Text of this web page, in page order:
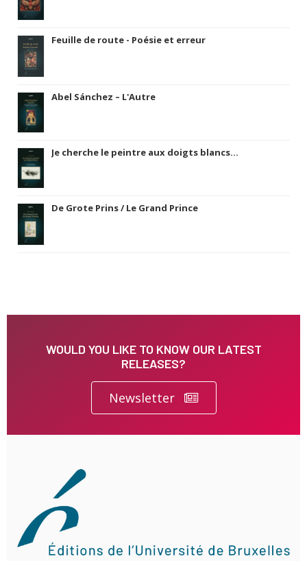
Feuille de route - Poésie et erreur
Abel Sánchez – L'Autre
Je cherche le peintre aux doigts blancs...
De Grote Prins / Le Grand Prince
WOULD YOU LIKE TO KNOW OUR LATEST
RELEASES?
Newsletter